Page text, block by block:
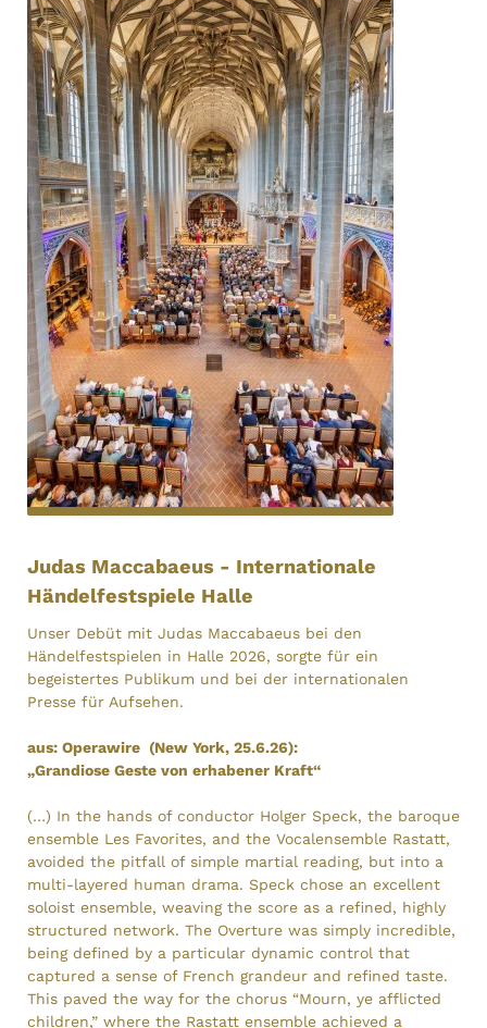
Judas Maccabaeus - Internationale
Händelfestspiele Halle
Unser Debüt mit Judas Maccabaeus bei den
Händelfestspielen in Halle 2026, sorgte für ein
begeistertes Publikum und bei der internationalen
Presse für Aufsehen.
aus: Operawire (New York, 25.6.26):
„Grandiose Geste von erhabener Kraft“
(…) In the hands of conductor Holger Speck, the baroque
ensemble Les Favorites, and the Vocalensemble Rastatt,
avoided the pitfall of simple martial reading, but into a
multi-layered human drama. Speck chose an excellent
soloist ensemble, weaving the score as a refined, highly
structured network. The Overture was simply incredible,
being defined by a particular dynamic control that
captured a sense of French grandeur and refined taste.
This paved the way for the chorus “Mourn, ye afflicted
children,” where the Rastatt ensemble achieved a